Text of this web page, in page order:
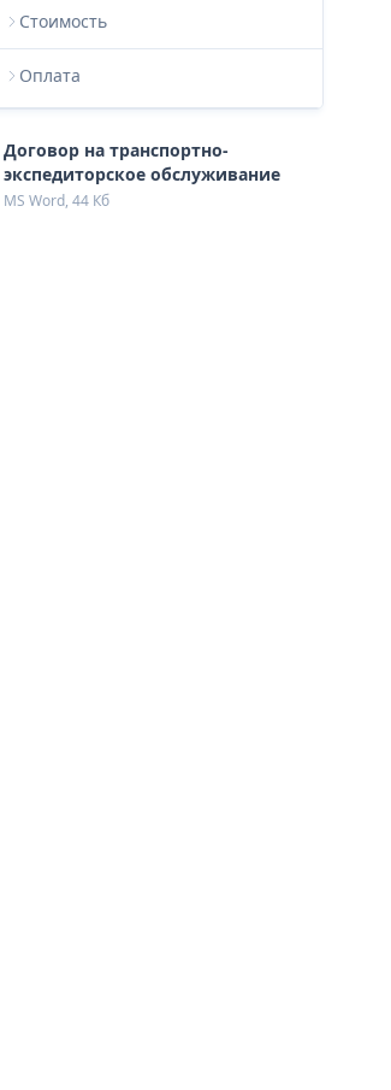
Стоимость
Оплата
Договор на транспортно-
экспедиторское обслуживание
MS Word, 44 Кб